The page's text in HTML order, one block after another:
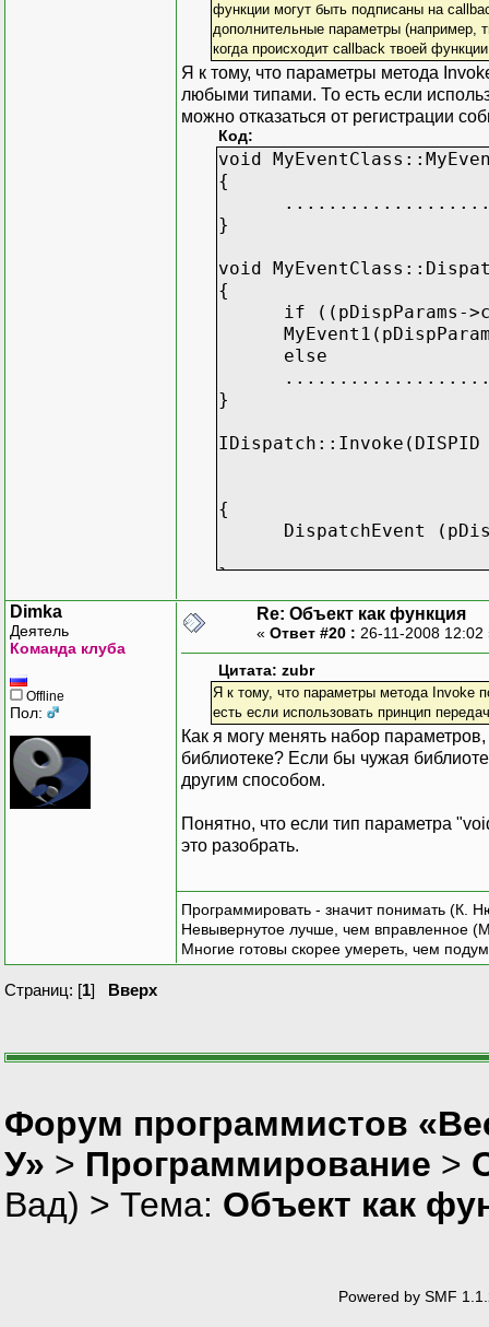
функции могут быть подписаны на
дополнительные параметры (например,
когда происходит callback твоей
Я к тому, что параметры метода
любыми типами. То есть если
можно отказаться от регистрации
Код:
void
{
}
void
{
if ((pDispParams-
else
}
{
DispatchEvent
}
Dimka
Деятель
Команда клуба
Offline
Пол:
Re: Объект как функция
« Ответ #20 : 26-11-2008
Цитата: zubr
Я к тому, что параметры метода Invoke
есть если использовать принцип
Как я могу менять набор
библиотеке? Если бы чужая
другим способом.
Понятно, что если тип параметра
это разобрать.
Программировать - значит понимать (К.
Невывернутое лучше, чем вправленное
Многие готовы скорее умереть, чем
Страниц: [1] Вверх
Форум программистов
У» > Программирование >
Вад) > Тема: Объект как
Powered by SMF